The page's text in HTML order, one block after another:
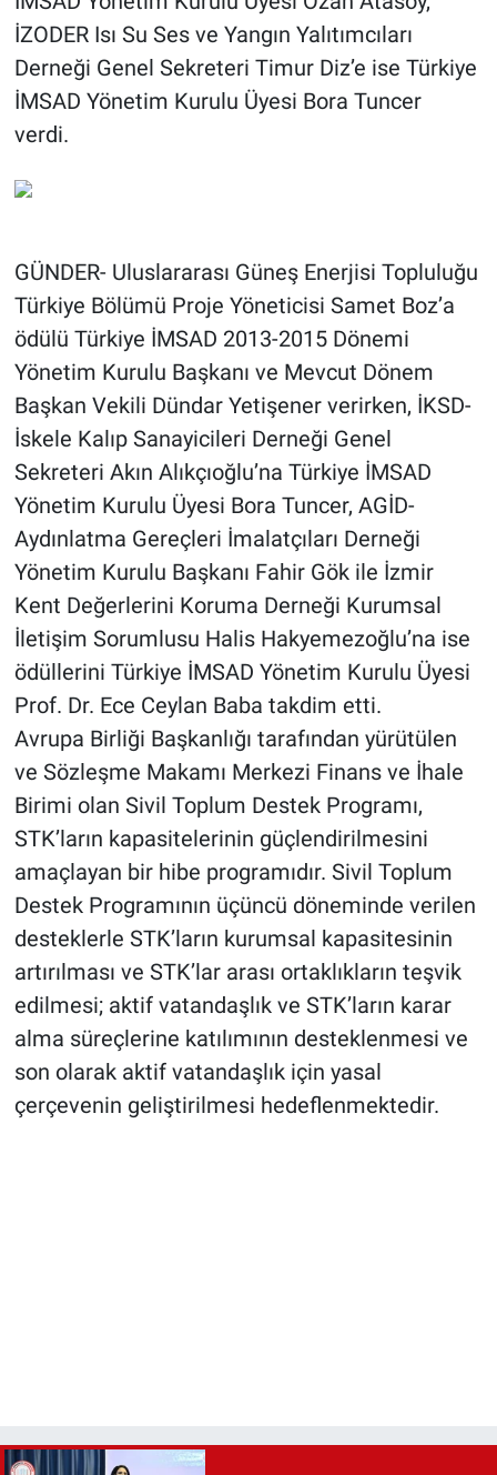
İZODER Isı Su Ses ve Yangın Yalıtımcıları
Derneği Genel Sekreteri Timur Diz’e ise Türkiye
İMSAD Yönetim Kurulu Üyesi Bora Tuncer
verdi.
GÜNDER- Uluslararası Güneş Enerjisi Topluluğu
Türkiye Bölümü Proje Yöneticisi Samet Boz’a
ödülü Türkiye İMSAD 2013-2015 Dönemi
Yönetim Kurulu Başkanı ve Mevcut Dönem
Başkan Vekili Dündar Yetişener verirken, İKSD-
İskele Kalıp Sanayicileri Derneği Genel
Sekreteri Akın Alıkçıoğlu’na Türkiye İMSAD
Yönetim Kurulu Üyesi Bora Tuncer, AGİD-
Aydınlatma Gereçleri İmalatçıları Derneği
Yönetim Kurulu Başkanı Fahir Gök ile İzmir
Kent Değerlerini Koruma Derneği Kurumsal
İletişim Sorumlusu Halis Hakyemezoğlu’na ise
ödüllerini Türkiye İMSAD Yönetim Kurulu Üyesi
Prof. Dr. Ece Ceylan Baba takdim etti.
Avrupa Birliği Başkanlığı tarafından yürütülen
ve Sözleşme Makamı Merkezi Finans ve İhale
Birimi olan Sivil Toplum Destek Programı,
STK’ların kapasitelerinin güçlendirilmesini
amaçlayan bir hibe programıdır. Sivil Toplum
Destek Programının üçüncü döneminde verilen
desteklerle STK’ların kurumsal kapasitesinin
artırılması ve STK’lar arası ortaklıkların teşvik
edilmesi; aktif vatandaşlık ve STK’ların karar
alma süreçlerine katılımının desteklenmesi ve
son olarak aktif vatandaşlık için yasal
çerçevenin geliştirilmesi hedeflenmektedir.